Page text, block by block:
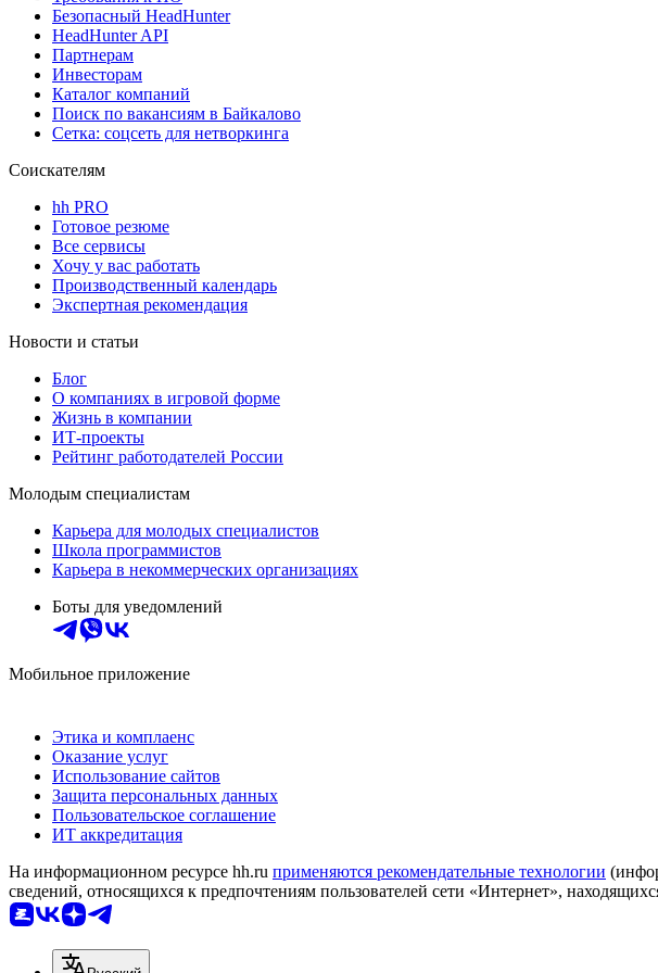
Безопасный HeadHunter
HeadHunter API
Партнерам
Инвесторам
Каталог компаний
Поиск по вакансиям в Байкалово
Сетка: соцсеть для нетворкинга
Соискателям
hh PRO
Готовое резюме
Все сервисы
Хочу у вас работать
Производственный календарь
Экспертная рекомендация
Новости и статьи
Блог
О компаниях в игровой форме
Жизнь в компании
ИТ-проекты
Рейтинг работодателей России
Молодым специалистам
Карьера для молодых специалистов
Школа программистов
Карьера в некоммерческих организациях
Боты для уведомлений
Мобильное приложение
Этика и комплаенс
Оказание услуг
Использование сайтов
Защита персональных данных
Пользовательское соглашение
ИТ аккредитация
На информационном ресурсе hh.ru применяются рекомендательные технологии
сведений, относящихся к предпочтениям пользователей сети «Интернет»,